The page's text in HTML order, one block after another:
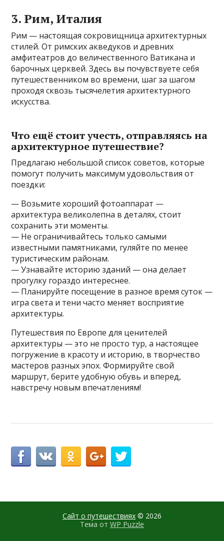
3. Рим, Италия
Рим — настоящая сокровищница архитектурных
стилей. От римских акведуков и древних
амфитеатров до величественного Ватикана и
барочных церквей. Здесь вы почувствуете себя
путешественником во времени, шаг за шагом
проходя сквозь тысячелетия архитектурного
искусства.
Что ещё стоит учесть, отправляясь на
архитектурное путешествие?
Предлагаю небольшой список советов, которые
помогут получить максимум удовольствия от
поездки:
— Возьмите хороший фотоаппарат —
архитектура великолепна в деталях, стоит
сохранить эти моменты.
— Не ограничивайтесь только самыми
известными памятниками, гуляйте по менее
туристическим районам.
— Узнавайте историю зданий — она делает
прогулку гораздо интереснее.
— Планируйте посещение в разное время суток —
игра света и тени часто меняет восприятие
архитектуры.
Путешествия по Европе для ценителей
архитектуры — это не просто тур, а настоящее
погружение в красоту и историю, в творчество
мастеров разных эпох. Формируйте свой
маршрут, берите удобную обувь и вперед,
навстречу новым впечатлениям!
Сайт о путешествиях © 2026
Тема от WP Puzzle